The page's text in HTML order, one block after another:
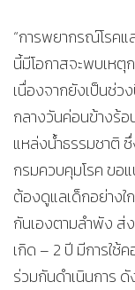
“การพยากรณ์โรค
นี้มีโอกาสจะพบเหตุ
เนื่องจากยังเป็นช่
กลางวันค่อนข้างร้
แหล่งน้ำธรรมชาติ
กรมควบคุมโรค ขอ
ต้องดูแลเด็กอย่างใ
กันเองตามลำพัง ส่
เกิด – 2 ปี มีการใช้
ร่วมกันดำเนินการ ดั